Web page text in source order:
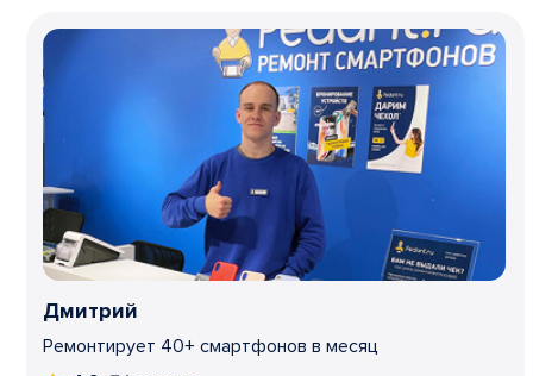
Дмитрий
Ремонтирует 40+ смартфонов в месяц